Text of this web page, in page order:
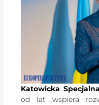
Katowicka
od lat wspiera